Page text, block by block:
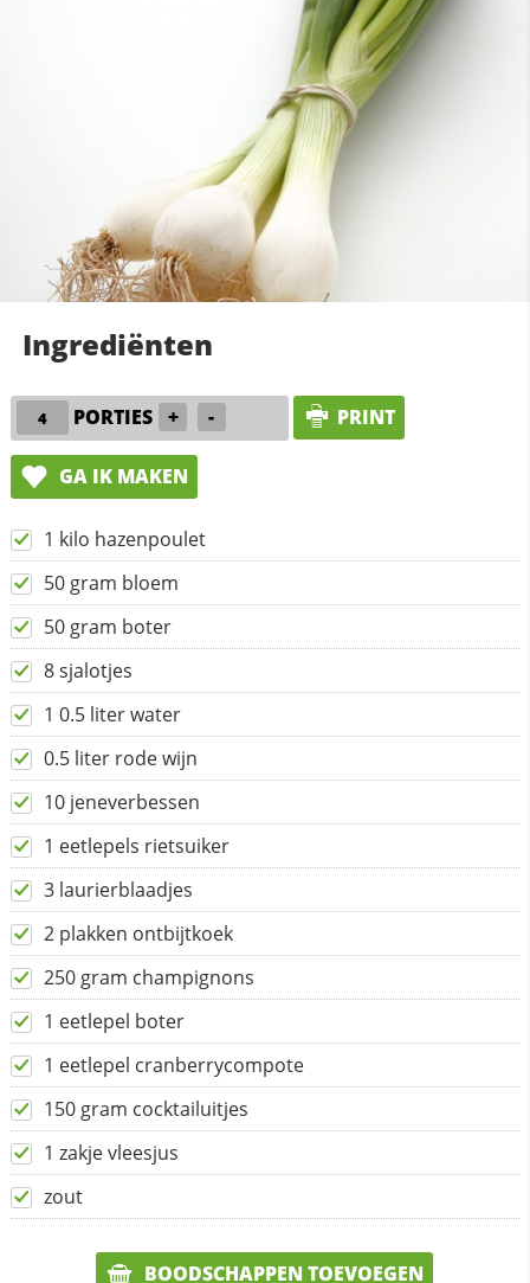
Ingrediënten
PORTIES + - PRINT
GA IK MAKEN
1 kilo hazenpoulet
50 gram bloem
50 gram boter
8 sjalotjes
1 0.5 liter water
0.5 liter rode wijn
10 jeneverbessen
1 eetlepels rietsuiker
3 laurierblaadjes
2 plakken ontbijtkoek
250 gram champignons
1 eetlepel boter
1 eetlepel cranberrycompote
150 gram cocktailuitjes
1 zakje vleesjus
zout
BOODSCHAPPEN TOEVOEGEN